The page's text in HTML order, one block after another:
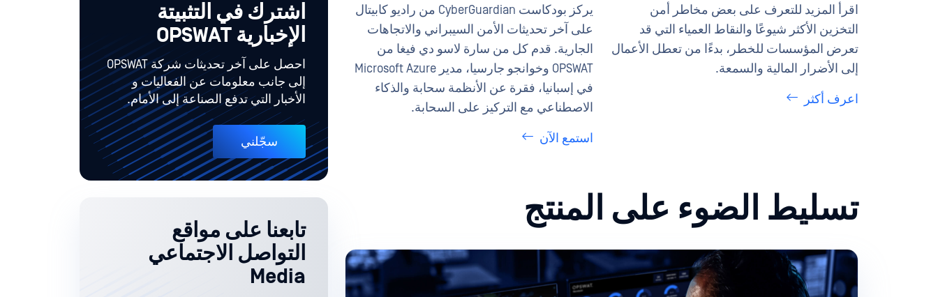
اقرأ المزيد للتعرف على بعض مخاطر أمن
التخزين الأكثر شيوعًا والنقاط العمياء التي قد
تعرض المؤسسات للخطر، بدءًا من تعطل الأعمال
إلى الأضرار المالية والسمعة.
اعرف أكثر
يركز بودكاست CyberGuardian من راديو كابيتال
على آخر تحديثات الأمن السيبراني والاتجاهات
الجارية. قدم كل من سارة لاسو دي فيغا من
OPSWAT وخوانجو جارسيا، مدير Microsoft Azure
في إسبانيا، فقرة عن الأنظمة سحابة والذكاء
الاصطناعي مع التركيز على السحابة.
استمع الآن
تسليط الضوء على المنتج
اشترك في التثبيتة
الإخبارية OPSWAT
احصل على آخر تحديثات شركة OPSWAT
إلى جانب معلومات عن الفعاليات و
الأخبار التي تدفع الصناعة إلى الأمام.
سجّلني
تابعنا على مواقع
التواصل الاجتماعي
Media